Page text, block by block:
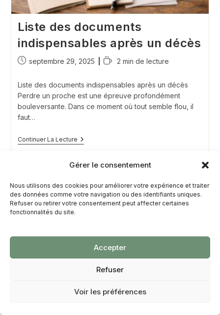
Gérer le consentement
Nous utilisons des cookies pour améliorer votre expérience et traiter
des données comme votre navigation ou des identifiants uniques.
Refuser ou retirer votre consentement peut affecter certaines
fonctionnalités du site.
Accepter
Refuser
Voir les préférences
Liste des documents
indispensables après un décès
Publication
septembre 29, 2025
Temps
lecture :
2 min de lecture
Liste des documents indispensables après un décès
Perdre un proche est une épreuve profondément
bouleversante. Dans ce moment où tout semble flou, il
faut…
Continuer La LectureListe
Des
Indispensables
Décès
Que devient le logement après